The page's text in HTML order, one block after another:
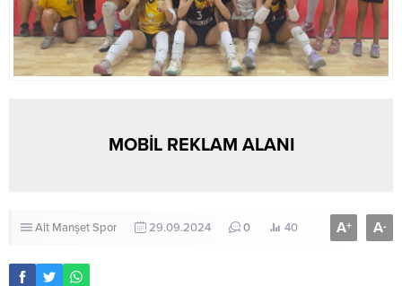
MOBİL REKLAM ALANI
Alt ManşetSpor 29.09.2024 0 40 A+ A-